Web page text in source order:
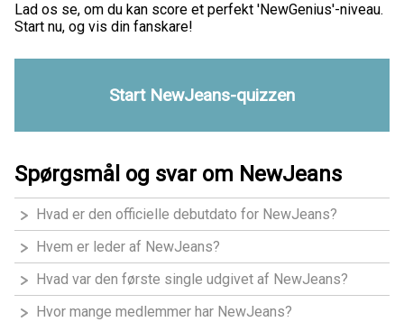
Lad os se, om du kan score et perfekt 'NewGenius'-niveau.
Start nu, og vis din fanskare!
Start NewJeans-quizzen
Spørgsmål og svar om NewJeans
Hvad er den officielle debutdato for NewJeans?
Hvem er leder af NewJeans?
Hvad var den første single udgivet af NewJeans?
Hvor mange medlemmer har NewJeans?